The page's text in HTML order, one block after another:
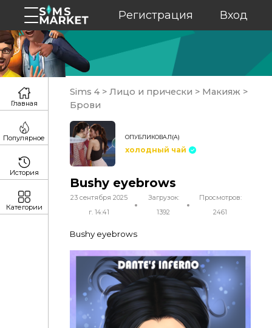
Регистрация Вход
Sims 4 > Лицо и прически > Макияж >
Брови
ОПУБЛИКОВАЛ(А)
холодный чай
Bushy eyebrows
23 сентября 2025
г. 14:41
Загрузок:
1392
Просмотров:
2461
Bushy eyebrows
Главная
Популярное
История
Категории